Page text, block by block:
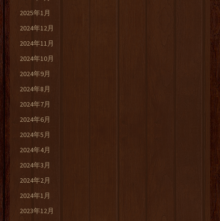
2025年1月
2024年12月
2024年11月
2024年10月
2024年9月
2024年8月
2024年7月
2024年6月
2024年5月
2024年4月
2024年3月
2024年2月
2024年1月
2023年12月